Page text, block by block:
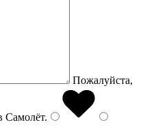
Пожалуйста,
Самолёт.